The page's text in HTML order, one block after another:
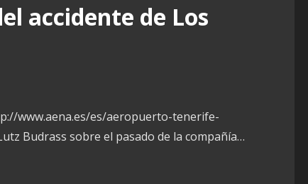
accidente de Los
www.aena.es/es/aeropuerto-tenerife-
Budrass sobre el pasado de la compañía…